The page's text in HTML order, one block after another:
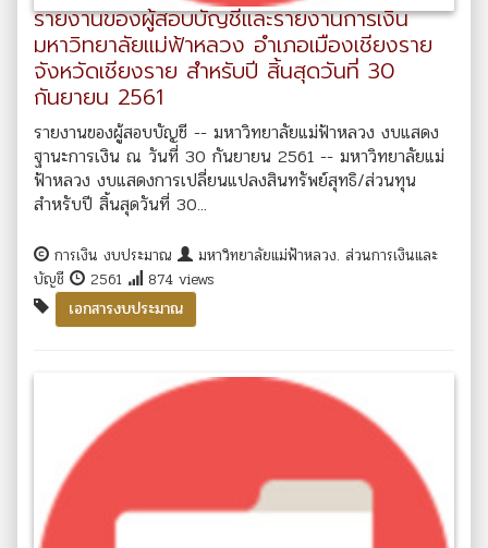
รายงานของผู้สอบบัญชีและรายงานการเงิน
มหาวิทยาลัยแม่ฟ้าหลวง อำเภอเมืองเชียงราย
จังหวัดเชียงราย สำหรับปี สิ้นสุดวันที่ 30
กันยายน 2561
รายงานของผู้สอบบัญชี -- มหาวิทยาลัยแม่ฟ้าหลวง งบแสดง
ฐานะการเงิน ณ วันที่ 30 กันยายน 2561 -- มหาวิทยาลัยแม่
ฟ้าหลวง งบแสดงการเปลี่ยนแปลงสินทรัพย์สุทธิ/ส่วนทุน
สำหรับปี สิ้นสุดวันที่ 30...
การเงิน งบประมาณ
มหาวิทยาลัยแม่ฟ้าหลวง. ส่วนการเงินและ
บัญชี
2561
874 views
เอกสารงบประมาณ